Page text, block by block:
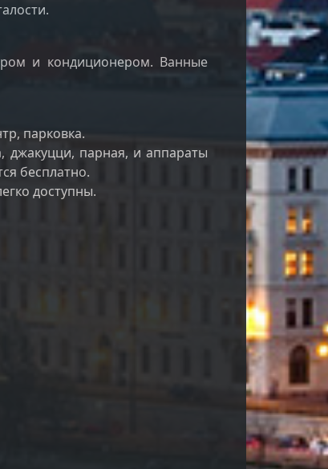
и кондиционером. Ванные
парковка.
джакуцци, парная, и аппараты
бесплатно.
доступны.